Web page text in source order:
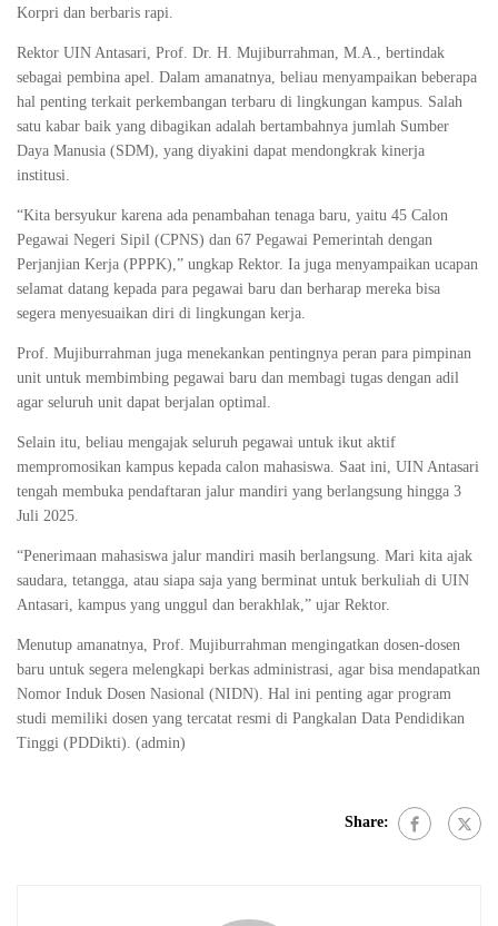
Korpri dan berbaris rapi.
Rektor UIN Antasari, Prof. Dr. H. Mujiburrahman, M.A., bertindak
sebagai pembina apel. Dalam amanatnya, beliau menyampaikan beberapa
hal penting terkait perkembangan terbaru di lingkungan kampus. Salah
satu kabar baik yang dibagikan adalah bertambahnya jumlah Sumber
Daya Manusia (SDM), yang diyakini dapat mendongkrak kinerja
institusi.
“Kita bersyukur karena ada penambahan tenaga baru, yaitu 45 Calon
Pegawai Negeri Sipil (CPNS) dan 67 Pegawai Pemerintah dengan
Perjanjian Kerja (PPPK),” ungkap Rektor. Ia juga menyampaikan ucapan
selamat datang kepada para pegawai baru dan berharap mereka bisa
segera menyesuaikan diri di lingkungan kerja.
Prof. Mujiburrahman juga menekankan pentingnya peran para pimpinan
unit untuk membimbing pegawai baru dan membagi tugas dengan adil
agar seluruh unit dapat berjalan optimal.
Selain itu, beliau mengajak seluruh pegawai untuk ikut aktif
mempromosikan kampus kepada calon mahasiswa. Saat ini, UIN Antasari
tengah membuka pendaftaran jalur mandiri yang berlangsung hingga 3
Juli 2025.
“Penerimaan mahasiswa jalur mandiri masih berlangsung. Mari kita ajak
saudara, tetangga, atau siapa saja yang berminat untuk berkuliah di UIN
Antasari, kampus yang unggul dan berakhlak,” ujar Rektor.
Menutup amanatnya, Prof. Mujiburrahman mengingatkan dosen-dosen
baru untuk segera melengkapi berkas administrasi, agar bisa mendapatkan
Nomor Induk Dosen Nasional (NIDN). Hal ini penting agar program
studi memiliki dosen yang tercatat resmi di Pangkalan Data Pendidikan
Tinggi (PDDikti). (admin)
Share: